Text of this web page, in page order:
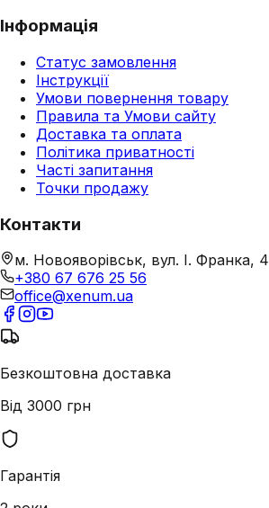
Інформація
Статус замовлення
Інструкції
Умови повернення товару
Правила та Умови сайту
Доставка та оплата
Політика приватності
Часті запитання
Точки продажу
Контакти
м. Новояворівськ, вул. І. Франка, 4
+380 67 676 25 56
office@xenum.ua
Безкоштовна доставка
Від 3000 грн
Гарантія